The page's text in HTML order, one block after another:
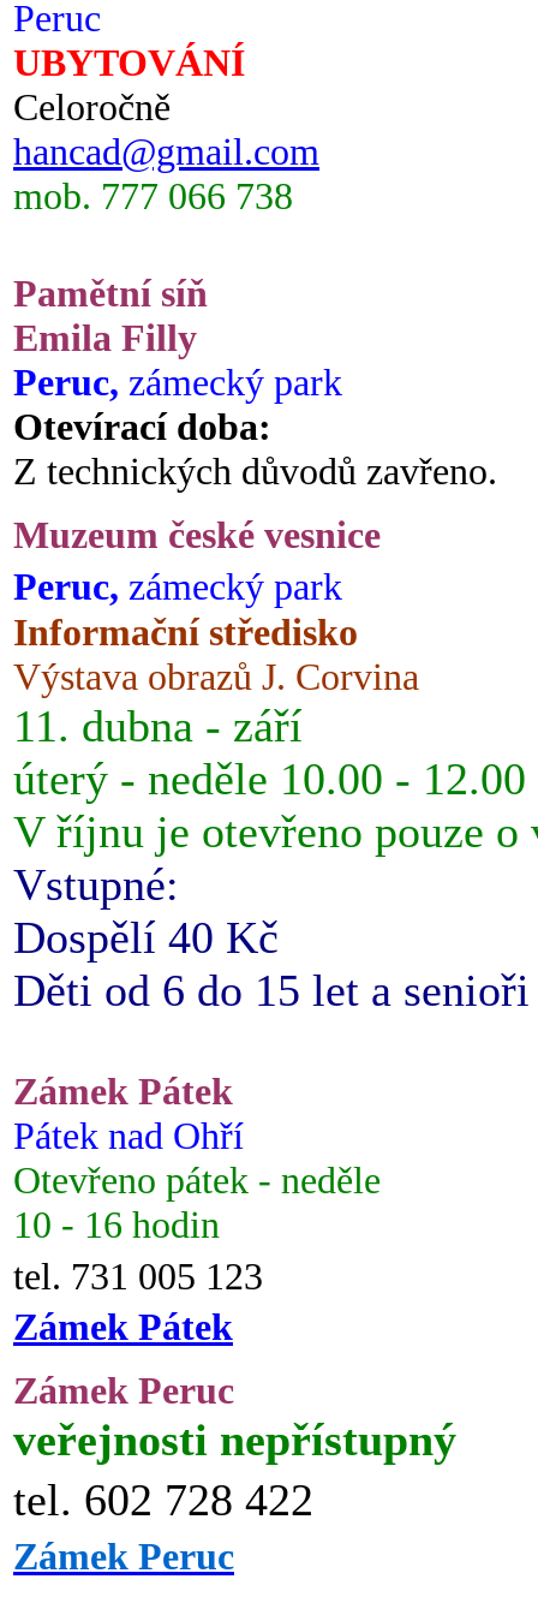
Peruc
UBYTOVÁNÍ
Celoročně
hancad@gmail.com
mob. 777 066 738
Pamětní síň
Emila Filly
Peruc, zámecký park
Otevírací doba:
Z technických důvodů zavřeno.
Muzeum české vesnice
Peruc, zámecký park
Informační středisko
Výstava obrazů J. Corvina
11. dubna - září
úterý - neděle 10.00 -
V říjnu je otevřeno pouze o
Vstupné:
Dospělí 40 Kč
Děti od 6 do 15 let a
Zámek Pátek
Pátek nad Ohří
Otevřeno pátek - neděle
10 - 16 hodin
tel. 731 005 123
Zámek Pátek
Zámek Peruc
veřejnosti nepřístupný
tel. 602 728 422
Zámek Peruc